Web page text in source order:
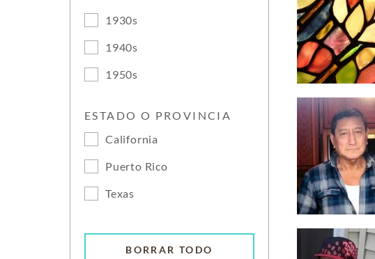
1930s
1940s
1950s
ESTADO O PROVINCIA
California
Puerto Rico
Texas
BORRAR TODO